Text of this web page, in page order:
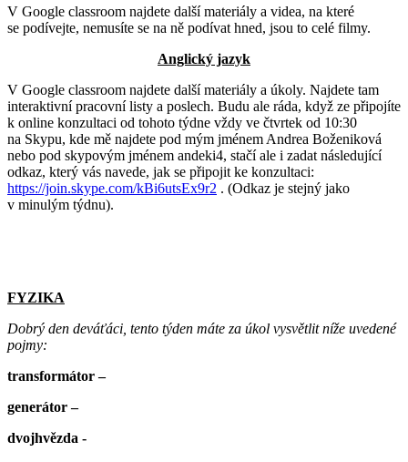
V Google classroom najdete další materiály a videa, na které
se podívejte, nemusíte se na ně podívat hned, jsou to celé filmy.
Anglický jazyk
V Google classroom najdete další materiály a úkoly. Najdete tam
interaktivní pracovní listy a poslech. Budu ale ráda, když ze připojíte
k online konzultaci od tohoto týdne vždy ve čtvrtek od 10:30
na Skypu, kde mě najdete pod mým jménem Andrea Boženiková
nebo pod skypovým jménem andeki4, stačí ale i zadat následující
odkaz, který vás navede, jak se připojit ke konzultaci:
https://join.skype.com/kBi6utsEx9r2 . (Odkaz je stejný jako
v minulým týdnu).
FYZIKA
Dobrý den deváťáci, tento týden máte za úkol vysvětlit níže uvedené
pojmy:
transformátor –
generátor –
dvojhvězda -